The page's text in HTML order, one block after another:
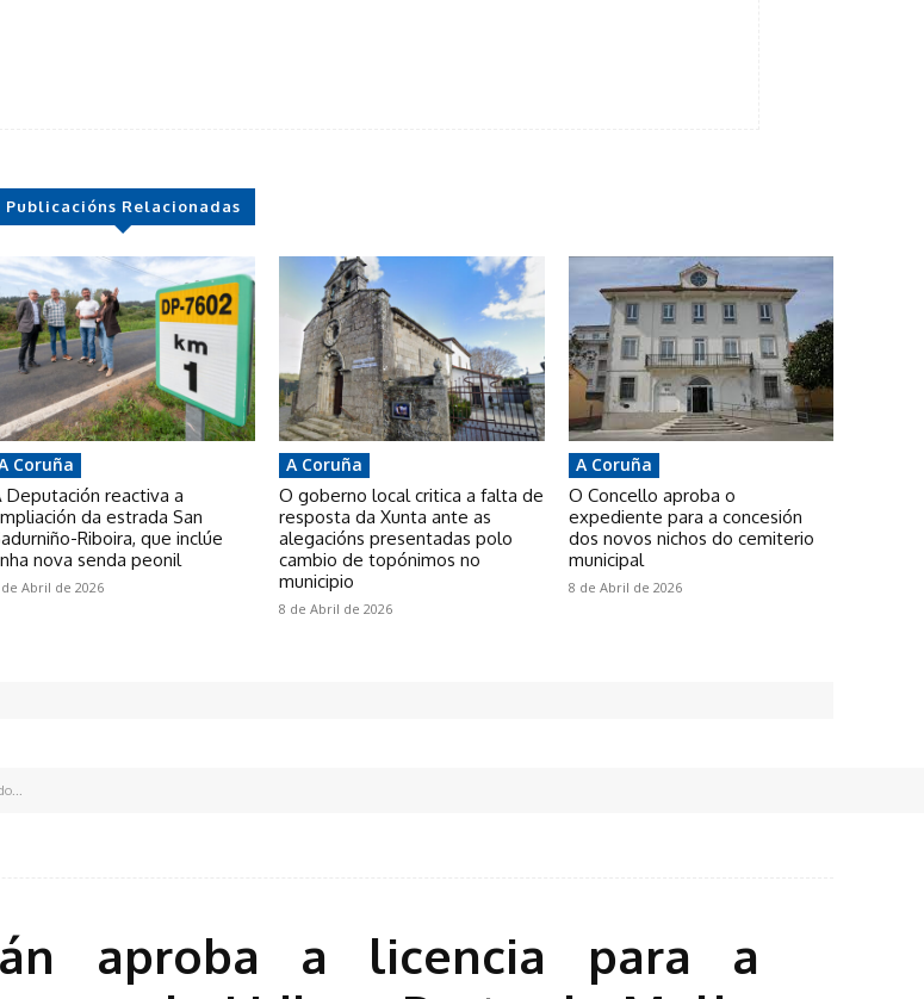
Publicacións Relacionadas
Coruña
Deputación reactiva a
da estrada San
Riboira, que inclúe
nova senda peonil
Abril de 2026
A Coruña
O goberno local critica a falta de
resposta da Xunta ante as
alegacións presentadas polo
cambio de topónimos no
municipio
8 de Abril de 2026
A Coruña
O Concello aproba o
expediente para a concesión
dos novos nichos do cemiterio
municipal
8 de Abril de 2026